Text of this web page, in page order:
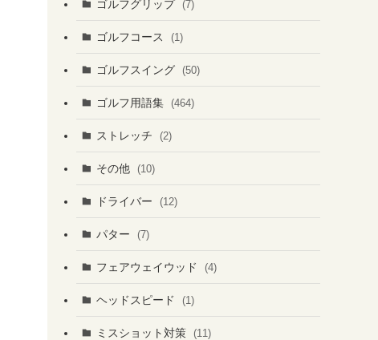
ゴルフグリップ (7)
ゴルフコース (1)
ゴルフスイング (50)
ゴルフ用語集 (464)
ストレッチ (2)
その他 (10)
ドライバー (12)
パター (7)
フェアウェイウッド (4)
ヘッドスピード (1)
ミスショット対策 (11)